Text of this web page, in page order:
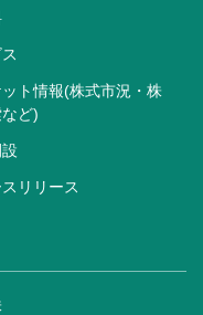
ト情報(株式市況・株
ど)
リリース